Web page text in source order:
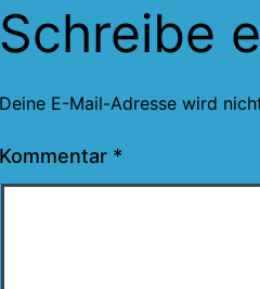
Schreibe
Deine E-Mail-Adresse wird
Kommentar *